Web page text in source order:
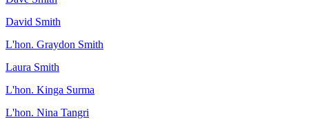
David Smith
L'hon. Graydon Smith
Laura Smith
L'hon. Kinga Surma
L'hon. Nina Tangri